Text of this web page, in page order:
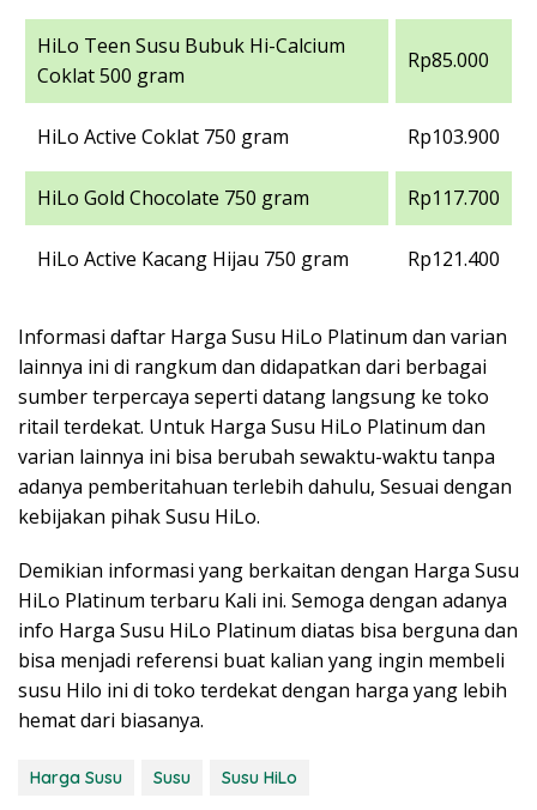
HiLo Teen Susu Bubuk Hi-Calcium
Coklat 500 gram
Rp85.000
HiLo Active Coklat 750 gram Rp103.900
HiLo Gold Chocolate 750 gram Rp117.700
HiLo Active Kacang Hijau 750 gram Rp121.400
Informasi daftar Harga Susu HiLo Platinum dan varian
lainnya ini di rangkum dan didapatkan dari berbagai
sumber terpercaya seperti datang langsung ke toko
ritail terdekat. Untuk Harga Susu HiLo Platinum dan
varian lainnya ini bisa berubah sewaktu-waktu tanpa
adanya pemberitahuan terlebih dahulu, Sesuai dengan
kebijakan pihak Susu HiLo.
Demikian informasi yang berkaitan dengan Harga Susu
HiLo Platinum terbaru Kali ini. Semoga dengan adanya
info Harga Susu HiLo Platinum diatas bisa berguna dan
bisa menjadi referensi buat kalian yang ingin membeli
susu Hilo ini di toko terdekat dengan harga yang lebih
hemat dari biasanya.
Harga Susu Susu Susu HiLo